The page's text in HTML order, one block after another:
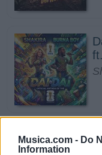
Musica.com - Do
Information